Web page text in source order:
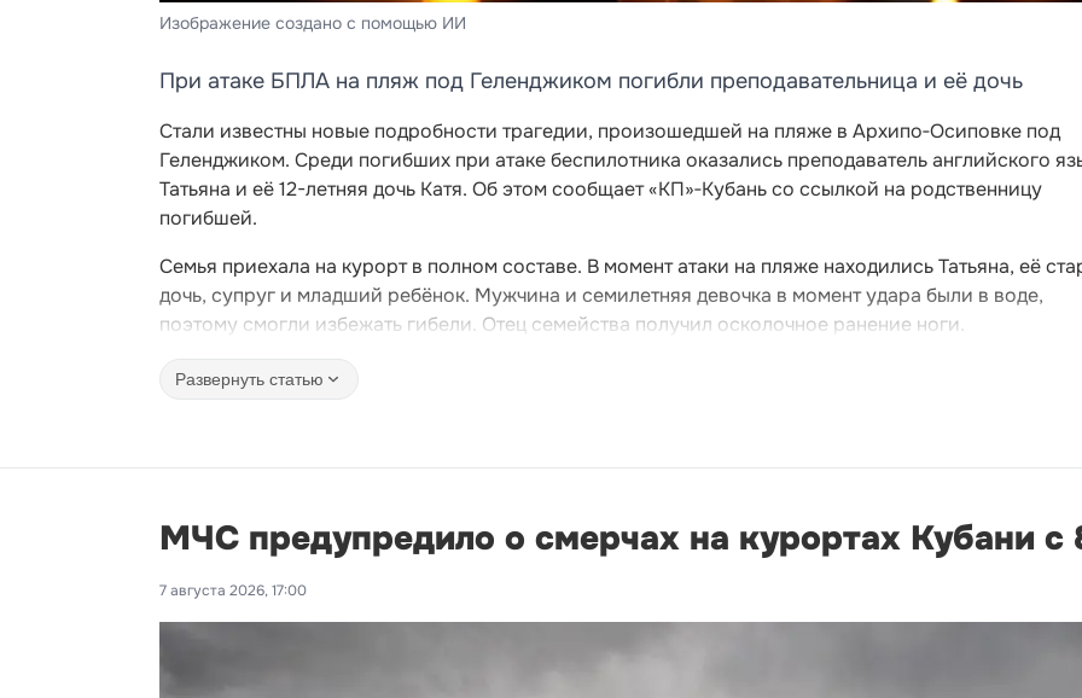
Изображение создано с помощью ИИ
При атаке БПЛА на пляж под Геленджиком погибли преподавательница и её дочь
Стали известны новые подробности трагедии, произошедшей на пляже в Архипо‑Осиповке под
Геленджиком. Среди погибших при атаке беспилотника оказались преподаватель английского
Татьяна и её 12-летняя дочь Катя. Об этом сообщает «КП»‑Кубань со ссылкой на родственницу
погибшей.
Семья приехала на курорт в полном составе. В момент атаки на пляже находились Татьяна, её
дочь, супруг и младший ребёнок. Мужчина и семилетняя девочка в момент удара были в воде,
поэтому смогли избежать гибели. Отец семейства получил осколочное ранение ноги.
Развернуть статью
МЧС предупредило о смерчах на курортах Кубани с
7 августа 2026, 17:00